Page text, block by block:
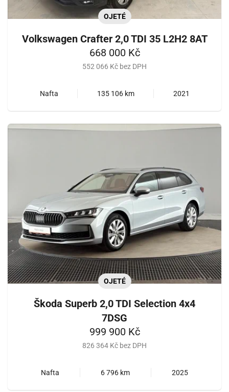
OJETÉ
Volkswagen Crafter 2,0 TDI 35 L2H2 8AT
668 000 Kč
552 066 Kč bez DPH
Nafta 135 106 km 2021
OJETÉ
Škoda Superb 2,0 TDI Selection 4x4
7DSG
999 900 Kč
826 364 Kč bez DPH
Nafta 6 796 km 2025